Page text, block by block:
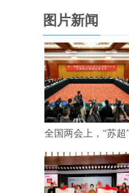
图片新闻
全国两会上，“苏超